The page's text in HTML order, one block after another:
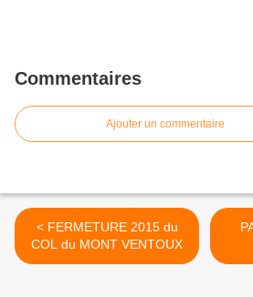
Commentaires
Ajouter un commentaire
< FERMETURE 2015 du
COL du MONT VENTOUX